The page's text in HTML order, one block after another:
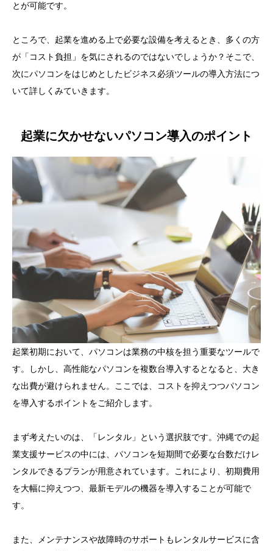
とが可能です。
ところで、起業を進める上で必要な設備を考えるとき、多くの方
が「コスト負担」を気にされるのではないでしょうか？そこで、
次にパソコンをはじめとしたビジネス必須ツールの導入方法につ
いて詳しくみていきます。
起業に欠かせないパソコン導入のポイント
起業初期において、パソコンは業務の中核を担う重要なツールで
す。しかし、高性能なパソコンを複数台導入するとなると、大き
な出費が避けられません。ここでは、コストを抑えつつパソコン
を導入するポイントをご紹介します。
まず考えたいのは、「レンタル」という選択肢です。沖縄での起
業支援サービスの中には、パソコンを短期間で必要な台数だけレ
ンタルできるプランが用意されています。これにより、初期費用
を大幅に抑えつつ、最新モデルの機器を導入することが可能で
す。
また、メンテナンスや故障時のサポートもレンタルサービスに含